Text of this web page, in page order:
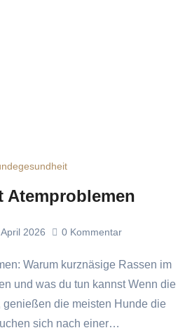
Atemproblemen
2026 0 Kommentar
und was du tun kannst Wenn die
genießen die meisten Hunde die
sich nach einer…